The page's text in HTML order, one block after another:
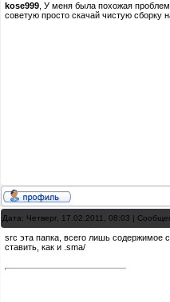
kose999 , У меня была похожая
советую просто скачай чистую сборку
Дата: Четверг, 17.02.2011, 08:03 |
src эта папка, всего лишь содержимое
ставить, как и .sma/